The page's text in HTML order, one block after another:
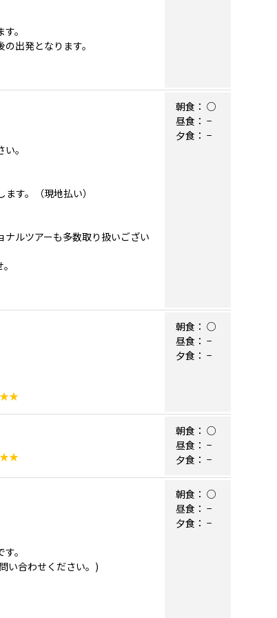
。
出発となります。
。
す。（現地払い）
ルツアーも多数取り扱いござい
朝食： ○
昼食： −
夕食： −
朝食： ○
昼食： −
夕食： −
朝食： ○
昼食： −
夕食： −
。
い合わせください。)
朝食： ○
昼食： −
夕食： −